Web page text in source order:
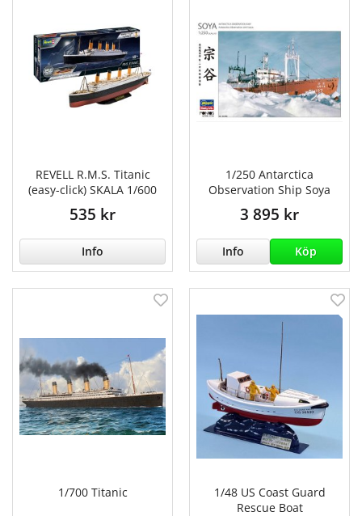
REVELL R.M.S. Titanic
(easy-click) SKALA 1/600
535 kr
Info
1/250 Antarctica
Observation Ship Soya
3 895 kr
Info Köp
1/700 Titanic
1/48 US Coast Guard
Rescue Boat